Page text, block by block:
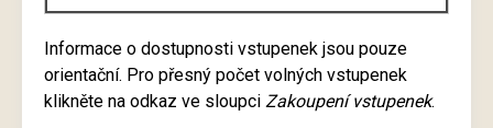
Informace o dostupnosti vstupenek jsou pouze
orientační. Pro přesný počet volných vstupenek
klikněte na odkaz ve sloupci Zakoupení vstupenek.